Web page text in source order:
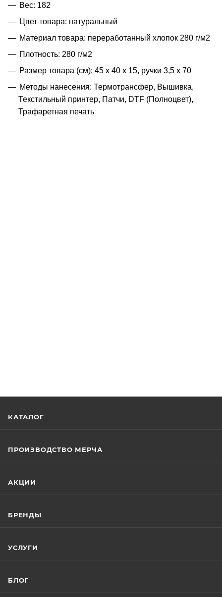
Вес: 182
Цвет товара: натуральный
Материал товара: переработанный хлопок 280 г/м2
Плотность: 280 г/м2
Размер товара (см): 45 х 40 х 15, ручки 3,5 х 70
Методы нанесения: Термотрансфер, Вышивка,
Текстильный принтер, Патчи, DTF (Полноцвет),
Трафаретная печать
КАТАЛОГ
ПРОИЗВОДСТВО МЕРЧА
АКЦИИ
БРЕНДЫ
УСЛУГИ
БЛОГ